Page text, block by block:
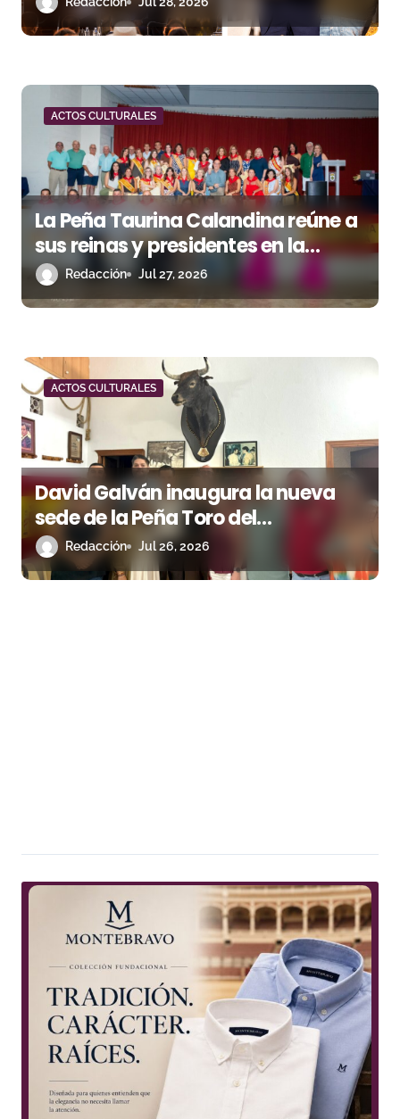
t
a
s
ACTOS CULTURALES
La Peña Taurina Calandina reúne a
sus reinas y presidentes en la
celebración de su 50.º aniversario
Redacción Jul 27, 2026
ACTOS CULTURALES
David Galván inaugura la nueva
sede de la Peña Toro del
Aguardiente de San Roque
Redacción Jul 26, 2026